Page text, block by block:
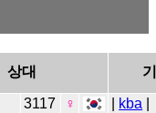
상대
3117 ♀ kba